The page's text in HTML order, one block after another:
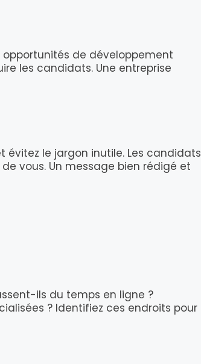
de développement
les candidats. Une entreprise
évitez le jargon inutile. Les candidats
vous. Un message bien rédigé et
ils du temps en ligne ?
? Identifiez ces endroits pour